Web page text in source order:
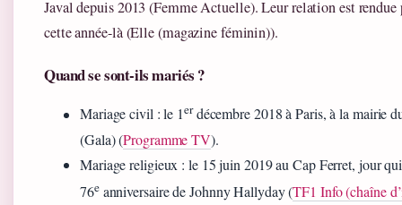
Javal depuis 2013 (Femme Actuelle). Leur relation est
cette année-là (Elle (magazine féminin)).
Quand se sont-ils mariés ?
Mariage civil : le 1erdécembre 2018 à Paris, à la mairie
(Gala) (Programme TV).
Mariage religieux : le 15 juin 2019 au Cap Ferret, jour
76eanniversaire de Johnny Hallyday (TF1 Info (chaîne